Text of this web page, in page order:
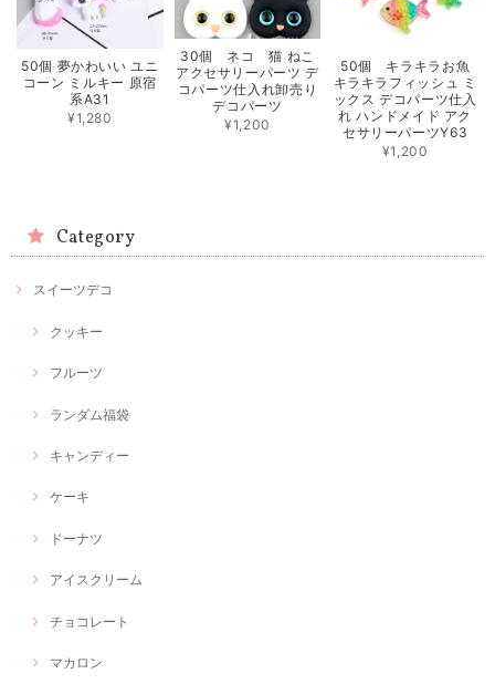
50個 夢かわいい ユニ
コーン ミルキー 原宿
系A31
¥1,280
30個 ネコ 猫 ねこ
アクセサリーパーツ デ
コパーツ仕入れ卸売り
デコパーツ
¥1,200
50個 キラキラお魚
キラキラフィッシュ ミ
ックス デコパーツ仕入
れ ハンドメイド アク
セサリーパーツY63
¥1,200
Category
スイーツデコ
クッキー
フルーツ
ランダム福袋
キャンディー
ケーキ
ドーナツ
アイスクリーム
チョコレート
マカロン